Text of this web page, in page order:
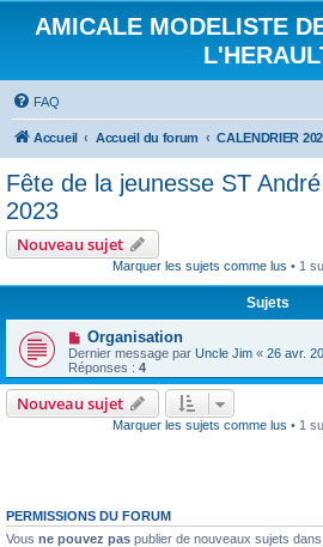
AMICALE MODELISTE
FAQ
Accueil Accueil du forum CALENDRIER
Fête de la jeunesse ST
2023
Nouveau sujet
Marquer les sujets comme lus • 1
Sujets
Organisation
Dernier message par Uncle Jim « 26 avr.
Réponses : 4
Nouveau sujet
Marquer les sujets comme lus • 1
PERMISSIONS DU FORUM
Vous ne pouvez pas publier de nouveaux sujets